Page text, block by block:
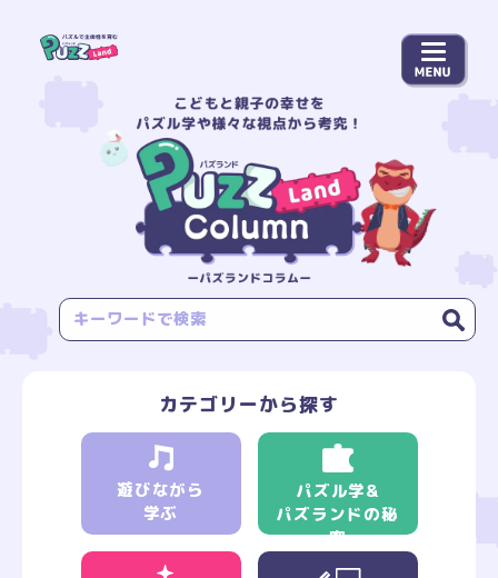
カテゴリーから探す
遊びながら
学ぶ
パズル学&
パズランドの秘
密